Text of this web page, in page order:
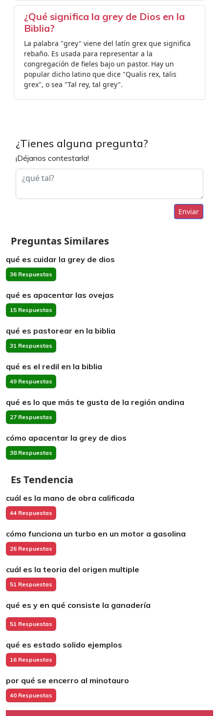
¿Qué significa la grey de Dios en la
Biblia?
La palabra "grey" viene del latín grex que significa
rebaño. Es usada para representar a la
congregación de fieles bajo un pastor. Hay un
popular dicho latino que dice "Qualis rex, talis
grex", o sea "Tal rey, tal grey".
¿Tienes alguna pregunta?
¡Déjanos contestarla!
Enviar
Preguntas Similares
qué es cuidar la grey de dios
36 Respuestas
qué es apacentar las ovejas
15 Respuestas
qué es pastorear en la biblia
31 Respuestas
qué es el redil en la biblia
49 Respuestas
qué es lo que más te gusta de la región andina
27 Respuestas
cómo apacentar la grey de dios
38 Respuestas
Es Tendencia
cuál es la mano de obra calificada
44 Respuestas
cómo funciona un turbo en un motor a gasolina
26 Respuestas
cuál es la teoria del origen multiple
51 Respuestas
qué es y en qué consiste la ganadería
51 Respuestas
qué es estado solido ejemplos
16 Respuestas
por qué se encerro al minotauro
40 Respuestas